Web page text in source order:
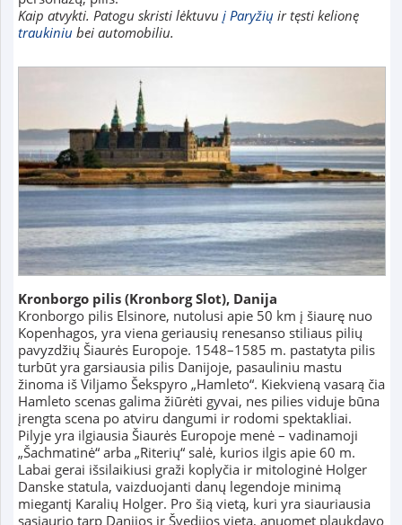
Kaip atvykti. Patogu skristi lėktuvu į Paryžių ir tęsti kelionę
traukiniu bei automobiliu.
Kronborgo pilis (Kronborg Slot), Danija
Kronborgo pilis Elsinore, nutolusi apie 50 km į šiaurę nuo
Kopenhagos, yra viena geriausių renesanso stiliaus pilių
pavyzdžių Šiaurės Europoje. 1548–1585 m. pastatyta pilis
turbūt yra garsiausia pilis Danijoje, pasauliniu mastu
žinoma iš Viljamo Šekspyro „Hamleto“. Kiekvieną vasarą čia
Hamleto scenas galima žiūrėti gyvai, nes pilies viduje būna
įrengta scena po atviru dangumi ir rodomi spektakliai.
Pilyje yra ilgiausia Šiaurės Europoje menė – vadinamoji
„Šachmatinė“ arba „Riterių“ salė, kurios ilgis apie 60 m.
Labai gerai išsilaikiusi graži koplyčia ir mitologinė Holger
Danske statula, vaizduojanti danų legendoje minimą
miegantį Karalių Holger. Pro šią vietą, kuri yra siauriausia
sąsiaurio tarp Danijos ir Švedijos vieta, anuomet plaukdavo